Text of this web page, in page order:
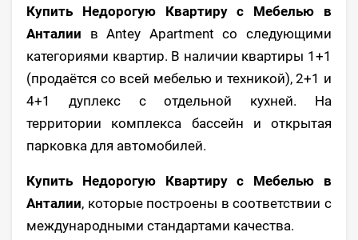
Купить Недорогую Квартиру с Мебелью в
Анталии в Antey Apartment со следующими
категориями квартир. В наличии квартиры 1+1
(продаётся со всей мебелью и техникой), 2+1 и
4+1 дуплекс с отдельной кухней. На
территории комплекса бассейн и открытая
парковка для автомобилей.
Купить Недорогую Квартиру с Мебелью в
Анталии, которые построены в соответствии с
международными стандартами качества.